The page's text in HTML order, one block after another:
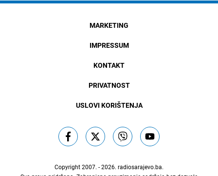
MARKETING
IMPRESSUM
KONTAKT
PRIVATNOST
USLOVI KORIŠTENJA
Copyright 2007. - 2026. radiosarajevo.ba.